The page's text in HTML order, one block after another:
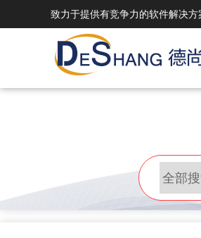
致力于提供有竞争力的软件解决方
DSMall Pro功能列表
DSMall Pro支持商城购物
服务，短视频等功能。